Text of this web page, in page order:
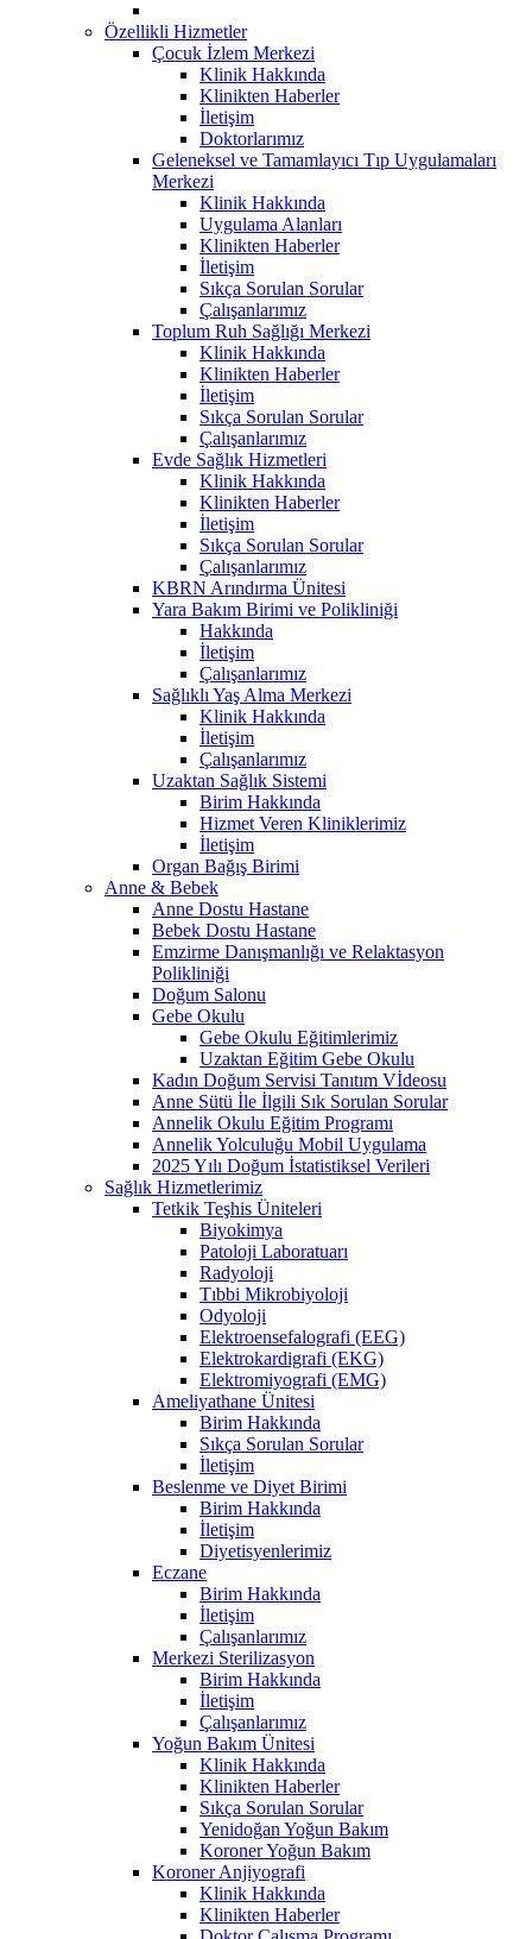
Özellikli Hizmetler
Çocuk İzlem Merkezi
Klinik Hakkında
Klinikten Haberler
İletişim
Doktorlarımız
Geleneksel ve Tamamlayıcı Tıp Uygulamaları
Merkezi
Klinik Hakkında
Uygulama Alanları
Klinikten Haberler
İletişim
Sıkça Sorulan Sorular
Çalışanlarımız
Toplum Ruh Sağlığı Merkezi
Klinik Hakkında
Klinikten Haberler
İletişim
Sıkça Sorulan Sorular
Çalışanlarımız
Evde Sağlık Hizmetleri
Klinik Hakkında
Klinikten Haberler
İletişim
Sıkça Sorulan Sorular
Çalışanlarımız
KBRN Arındırma Ünitesi
Yara Bakım Birimi ve Polikliniği
Hakkında
İletişim
Çalışanlarımız
Sağlıklı Yaş Alma Merkezi
Klinik Hakkında
İletişim
Çalışanlarımız
Uzaktan Sağlık Sistemi
Birim Hakkında
Hizmet Veren Kliniklerimiz
İletişim
Organ Bağış Birimi
Anne & Bebek
Anne Dostu Hastane
Bebek Dostu Hastane
Emzirme Danışmanlığı ve Relaktasyon
Polikliniği
Doğum Salonu
Gebe Okulu
Gebe Okulu Eğitimlerimiz
Uzaktan Eğitim Gebe Okulu
Kadın Doğum Servisi Tanıtım Vİdeosu
Anne Sütü İle İlgili Sık Sorulan Sorular
Annelik Okulu Eğitim Programı
Annelik Yolculuğu Mobil Uygulama
2025 Yılı Doğum İstatistiksel Verileri
Sağlık Hizmetlerimiz
Tetkik Teşhis Üniteleri
Biyokimya
Patoloji Laboratuarı
Radyoloji
Tıbbi Mikrobiyoloji
Odyoloji
Elektroensefalografi (EEG)
Elektrokardigrafi (EKG)
Elektromiyografi (EMG)
Ameliyathane Ünitesi
Birim Hakkında
Sıkça Sorulan Sorular
İletişim
Beslenme ve Diyet Birimi
Birim Hakkında
İletişim
Diyetisyenlerimiz
Eczane
Birim Hakkında
İletişim
Çalışanlarımız
Merkezi Sterilizasyon
Birim Hakkında
İletişim
Çalışanlarımız
Yoğun Bakım Ünitesi
Klinik Hakkında
Klinikten Haberler
Sıkça Sorulan Sorular
Yenidoğan Yoğun Bakım
Koroner Yoğun Bakım
Koroner Anjiyografi
Klinik Hakkında
Klinikten Haberler